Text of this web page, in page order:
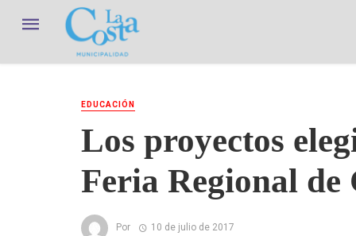
EDUCACIÓN
Los proyectos
Feria Regional de
Por 10 de julio de 2017